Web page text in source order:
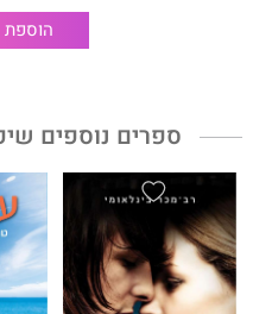
"מודל לרומן היסטורי משובח
זה מכבר על מנת לספק לנו את
שני גאונים הלכודים בקרב
מבריק אל העבר".
הוושינגטון פוסט
ספרים נוספים